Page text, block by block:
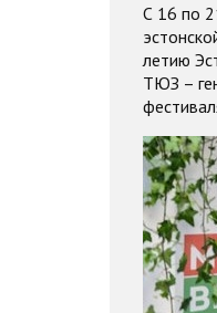
С 16 по
летию
ТЮЗ –